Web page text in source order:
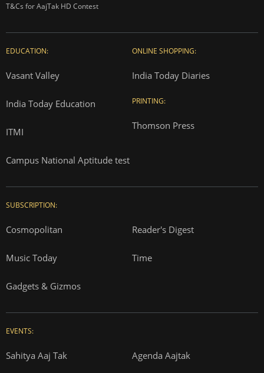
T&Cs for AajTak HD Contest
EDUCATION:
Vasant Valley
India Today Education
ITMI
Campus National Aptitude test
ONLINE SHOPPING:
India Today Diaries
PRINTING:
Thomson Press
SUBSCRIPTION:
Cosmopolitan Reader's Digest
Music Today Time
Gadgets & Gizmos
EVENTS:
Sahitya Aaj Tak Agenda Aajtak